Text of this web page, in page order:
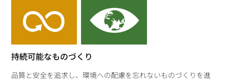
持続可能なものづくり
品質と安全を追求し、環境への配慮を忘れないものづくりを進